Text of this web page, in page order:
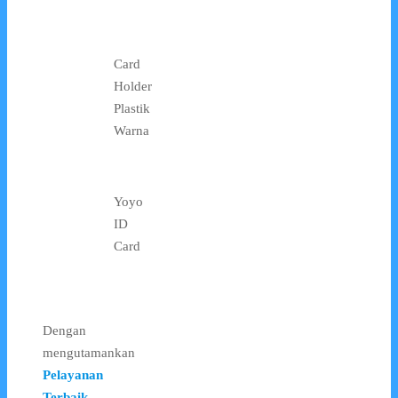
Card
Holder
Plastik
Warna
Yoyo
ID
Card
Dengan
mengutamankan
Pelayanan